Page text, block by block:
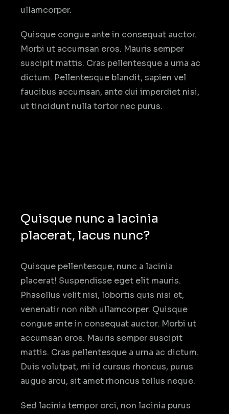
ullamcorper.
Quisque congue ante in consequat auctor.
Morbi ut accumsan eros. Mauris semper
suscipit mattis. Cras pellentesque a urna ac
dictum. Pellentesque blandit, sapien vel
faucibus accumsan, ante dui imperdiet nisi,
ut tincidunt nulla tortor nec purus.
Quisque nunc a lacinia
placerat, lacus nunc?
Quisque pellentesque, nunc a lacinia
placerat! Suspendisse eget elit mauris.
Phasellus velit nisi, lobortis quis nisi et,
venenatir non nibh ullamcorper. Quisque
congue ante in consequat auctor. Morbi ut
accumsan eros. Mauris semper suscipit
mattis. Cras pellentesque a urna ac dictum.
Duis volutpat, mi id cursus rhoncus, purus
augue arcu, sit amet rhoncus tellus neque.
Sed lacinia tempor orci, non lacinia purus